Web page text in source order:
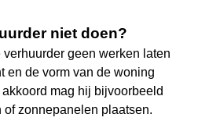
niet doen?
geen werken laten
en de vorm van de woning
mag hij bijvoorbeeld
of zonnepanelen plaatsen.